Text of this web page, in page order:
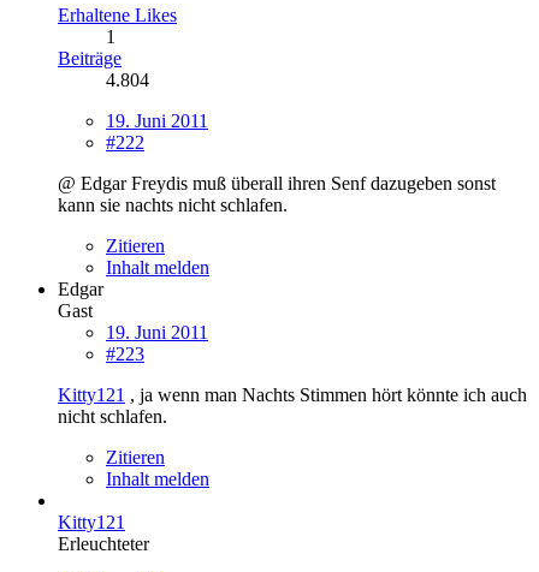
Erhaltene Likes
1
Beiträge
4.804
19. Juni 2011
#222
@ Edgar Freydis muß überall ihren Senf dazugeben sonst
kann sie nachts nicht schlafen.
Zitieren
Inhalt melden
Edgar
Gast
19. Juni 2011
#223
Kitty121 , ja wenn man Nachts Stimmen hört könnte ich auch
nicht schlafen.
Zitieren
Inhalt melden
Kitty121
Erleuchteter